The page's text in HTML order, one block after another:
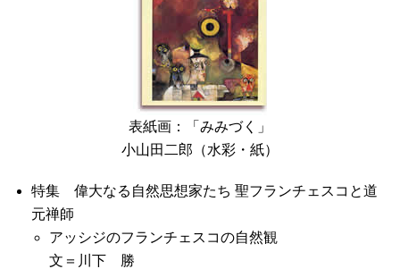
表紙画：「みみづく」
小山田二郎（水彩・紙）
特集 偉大なる自然思想家たち 聖フランチェスコと道
元禅師
アッシジのフランチェスコの自然観
文＝川下 勝